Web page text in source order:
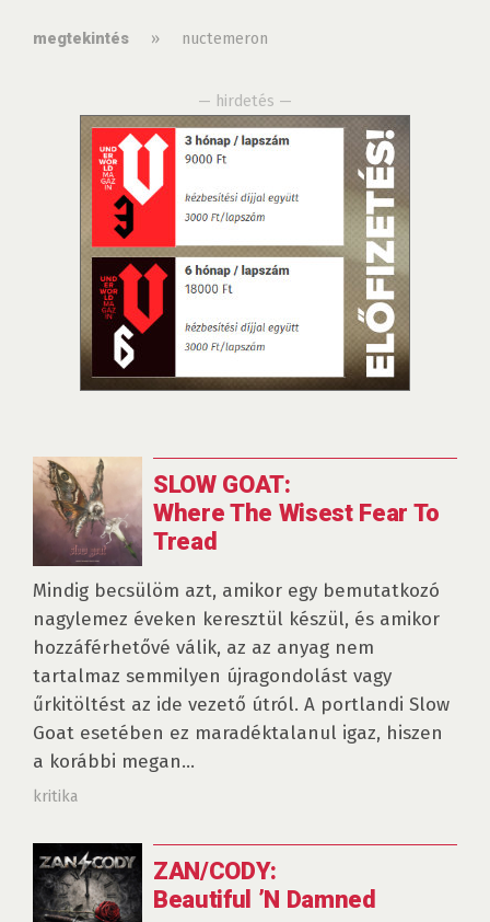
megtekintés » nuctemeron
— hirdetés —
SLOW GOAT:
Where The Wisest Fear To
Tread
Mindig becsülöm azt, amikor egy bemutatkozó
nagylemez éveken keresztül készül, és amikor
hozzáférhetővé válik, az az anyag nem
tartalmaz semmilyen újragondolást vagy
űrkitöltést az ide vezető útról. A portlandi Slow
Goat esetében ez maradéktalanul igaz, hiszen
a korábbi megan...
kritika
ZAN/CODY:
Beautiful ’N Damned